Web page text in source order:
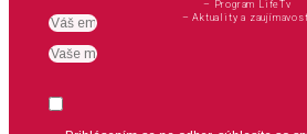
– Program LifeTv
– Aktuality a